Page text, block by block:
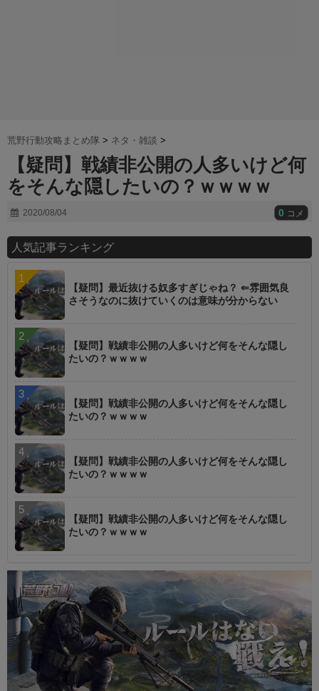
荒野行動攻略まとめ隊 > ネタ・雑談 >
【疑問】戦績非公開の人多いけど何
をそんな隠したいの？ｗｗｗｗ
2020/08/04 0 コメ
人気記事ランキング
【疑問】最近抜ける奴多すぎじゃね？ ⇐雰囲気良
さそうなのに抜けていくのは意味が分からない
【疑問】戦績非公開の人多いけど何をそんな隠し
たいの？ｗｗｗｗ
【疑問】戦績非公開の人多いけど何をそんな隠し
たいの？ｗｗｗｗ
【疑問】戦績非公開の人多いけど何をそんな隠し
たいの？ｗｗｗｗ
【疑問】戦績非公開の人多いけど何をそんな隠し
たいの？ｗｗｗｗ